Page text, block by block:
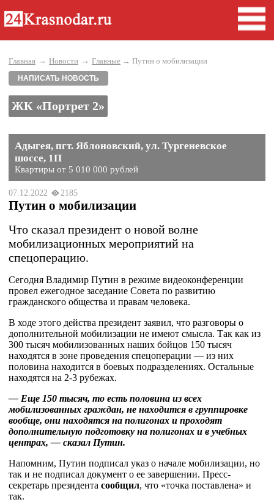
Главная → Новости → Главные → Путин о мобилизации
НАПИСАТЬ НОВОСТЬ
ЖК «Портрет 2»
Адыгея, пгт. Яблоновский, ул. Тургеневское
шоссе, 1П
Квартиры от 5 010 000 рублей
07.12.2022 2185
Путин о мобилизации
Что сказал президент о новой волне
мобилизационных мероприятий на
спецоперацию.
Сегодня Владимир Путин в режиме видеоконференции
провел ежегодное заседание Совета по развитию
гражданского общества и правам человека.
В ходе этого действа президент заявил, что разговоры о
дополнительной мобилизации не имеют смысла. Так как из
300 тысяч мобилизованных наших бойцов 150 тысяч
находятся в зоне проведения спецоперации — из них
половина находится в боевых подразделениях. Остальные
находятся на 2-3 рубежах.
— Еще 150 тысяч, то есть половина из всех
мобилизованных граждан, не находится в группировке
вообще, они находятся на полигонах и проходят
дополнительную подготовку на полигонах и в учебных
центрах, — сказал Путин.
Напомним, Путин подписал указ о начале мобилизации, но
так и не подписал документ о ее завершении. Пресс-
секретарь президента сообщил, что «точка поставлена» и
так.